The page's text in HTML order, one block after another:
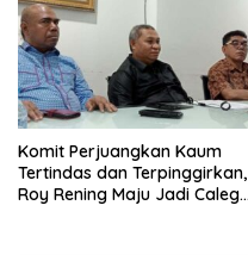
Komit Perjuangkan Kaum
Tertindas dan Terpinggirkan,
Roy Rening Maju Jadi Caleg